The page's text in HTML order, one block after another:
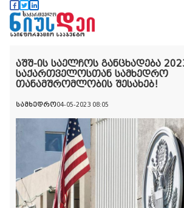
აშშ-ის საელჩოს განცხადება
საქართველოსთან სამხედრო
თანამშრომლობის შესახებ!
სამხედრო04-05-2023 08:05